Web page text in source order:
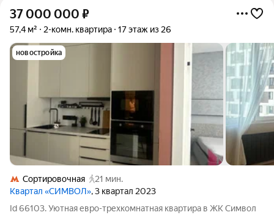
37 000 000 ₽
57,4 м² 2-комн. квартира 17 этаж из 26
новостройка
Сортировочная
21 мин.
Квартал «СИМВОЛ», 3 квартал 2023
Id 66103. Уютная евро-трехкомнатная квартира в ЖК Символ